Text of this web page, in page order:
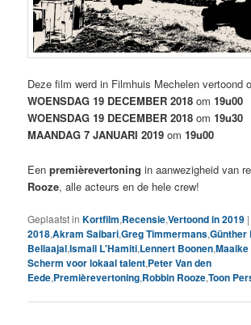
Deze film werd in Filmhuis Mechelen vertoond
WOENSDAG 19 DECEMBER 2018 om19u00
WOENSDAG 19 DECEMBER 2018 om19u30
MAANDAG 7 JANUARI 2019 om19u00
Eenpremièrevertoning in aanwezigheid van
Rooze, alle acteurs en de hele crew!
Geplaatst in Kortfilm,Recensie,Vertoond in 2019
2018,Akram Saibari,Greg Timmermans,Günther
Bellaajal,Ismail L'Hamiti,Lennert Boonen,
Scherm voor lokaal talent,Peter Van den
Eede,Premièrevertoning,Robbin Rooze,Toon